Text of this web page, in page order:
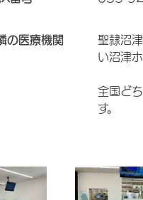
の医療機関
聖隷沼
い沼津
全国ど
す。